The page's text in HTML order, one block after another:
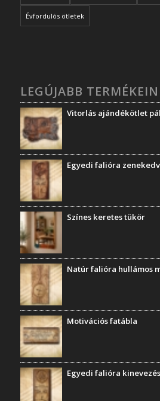
Évfordulós ötletek
LEGÚJABB
Vitorlás ajándékötlet
Egyedi falióra
Színes keretes tükör
Natúr falióra hullámos
Motivációs fatábla
Egyedi falióra